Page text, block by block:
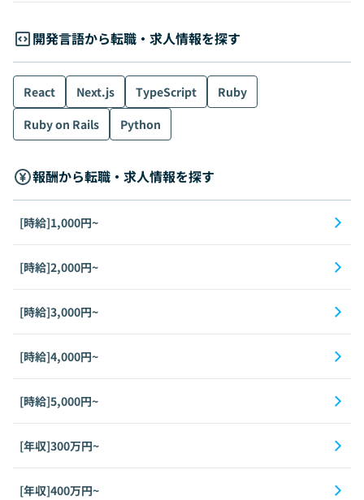
開発言語から転職・求人情報を探す
React Next.js TypeScript
Ruby
Ruby on Rails
Python
報酬から転職・求人情報を探す
[時給]1,000円~
[時給]2,000円~
[時給]3,000円~
[時給]4,000円~
[時給]5,000円~
[年収]300万円~
[年収]400万円~